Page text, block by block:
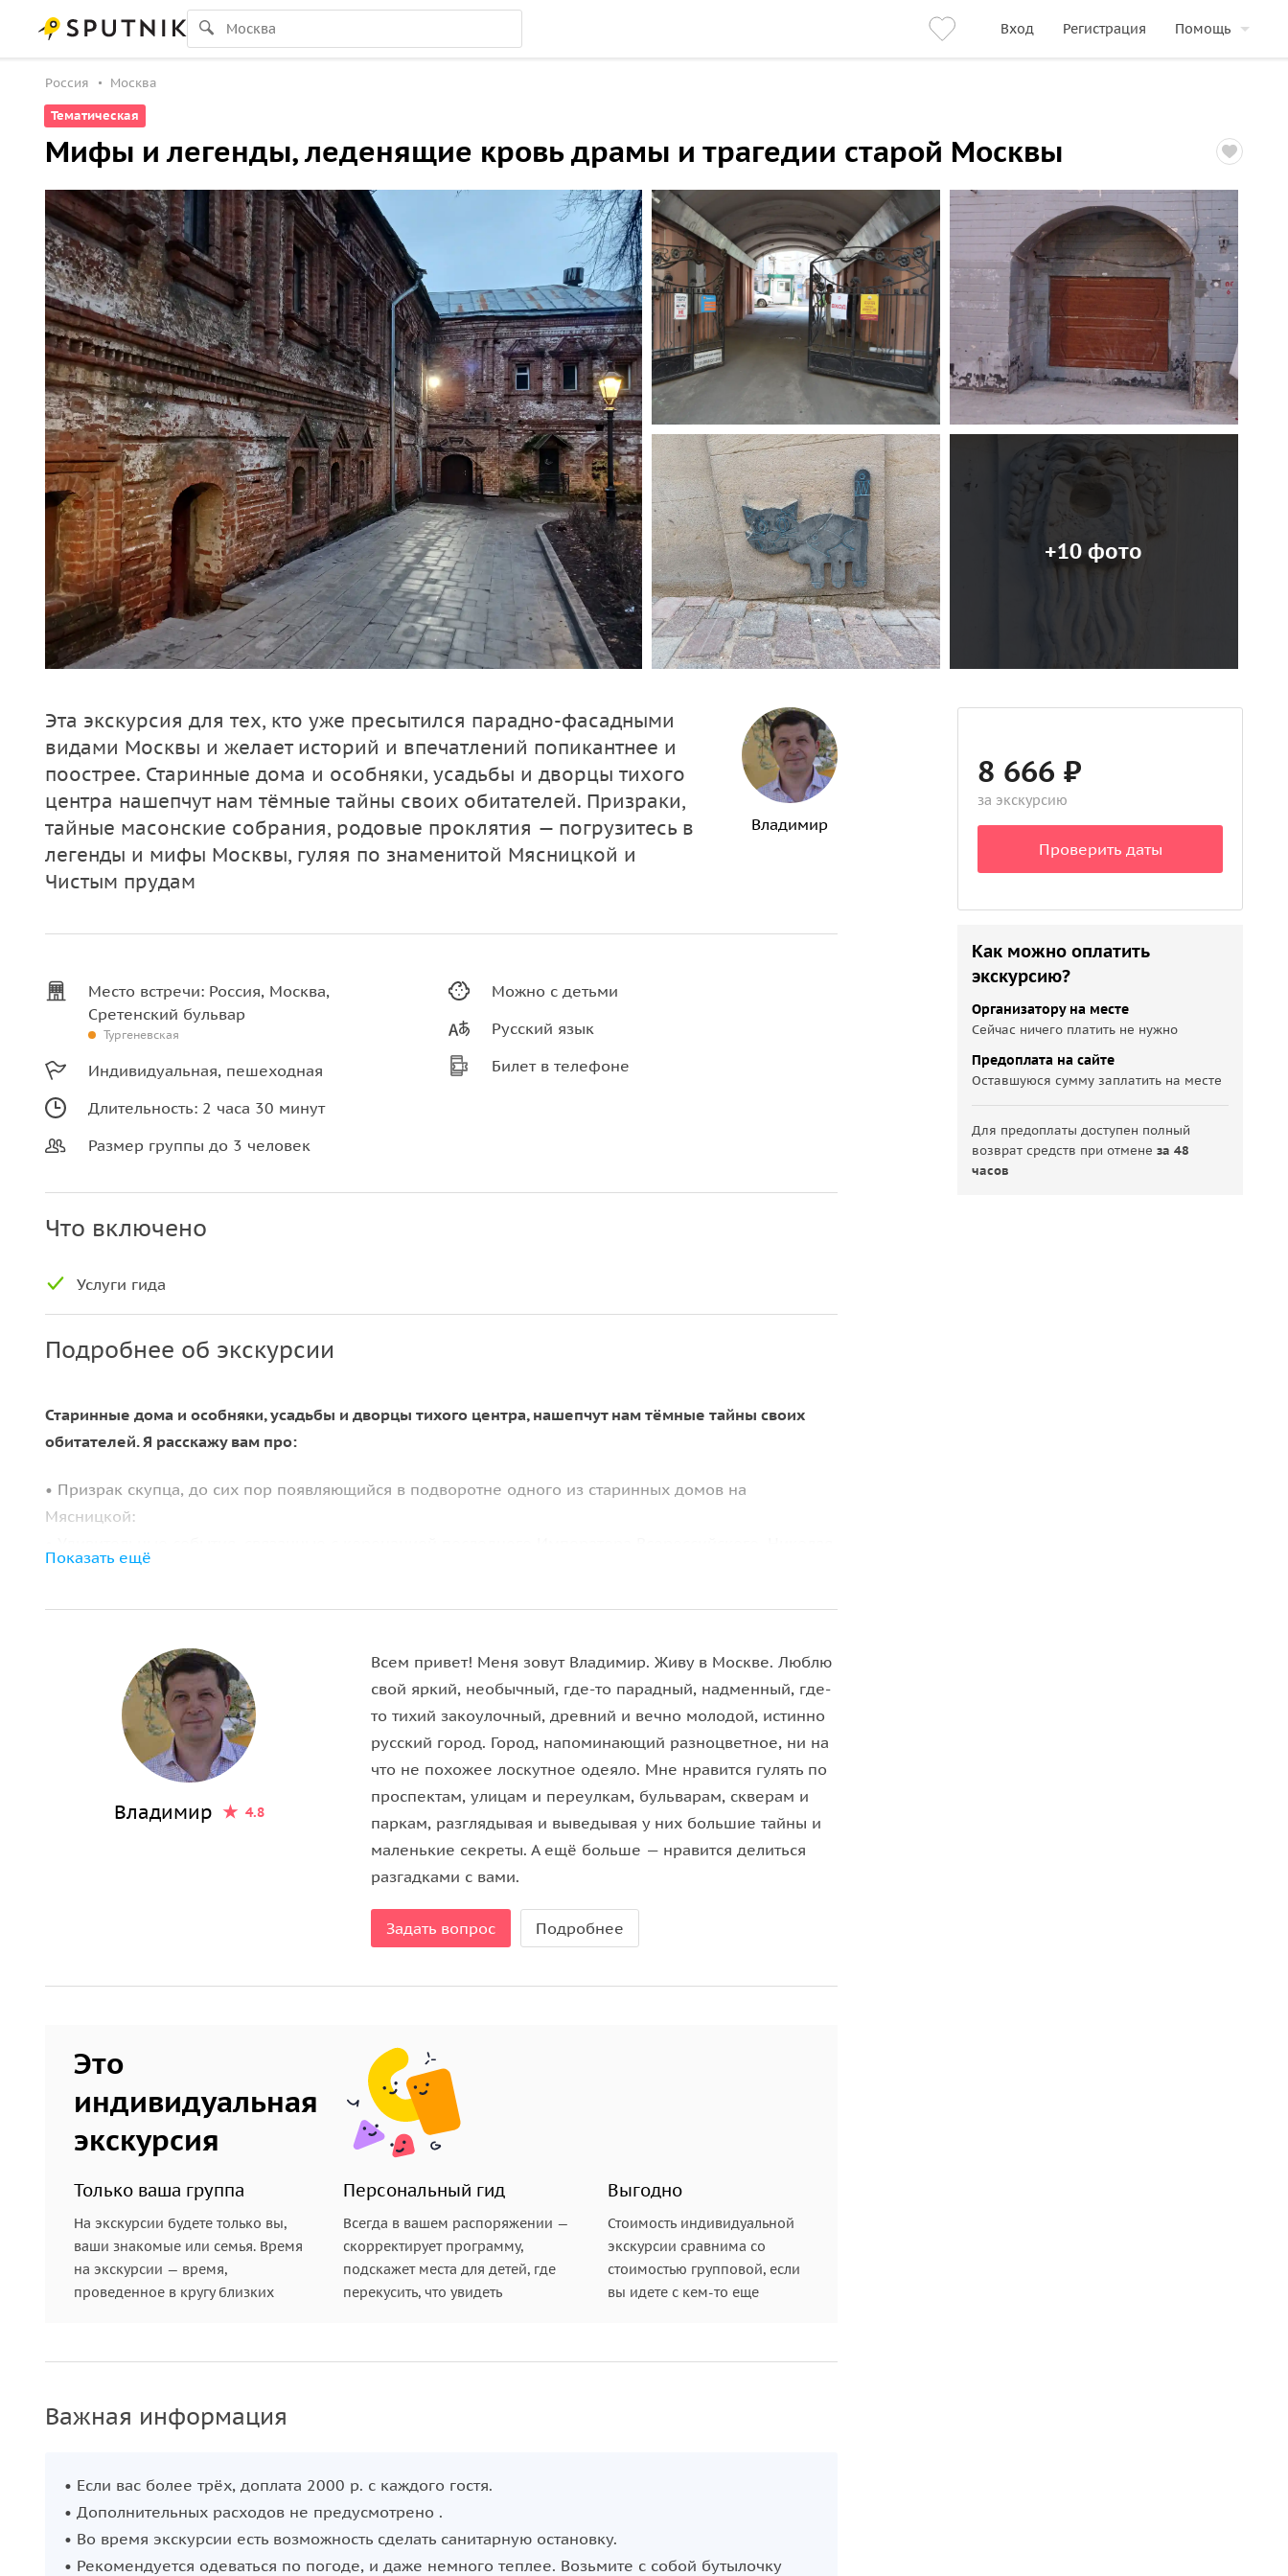
Вход Регистрация Помощь
Россия
Москва
Тематическая
Мифы и легенды, леденящие кровь драмы и трагедии старой Москвы
+10 фото
Эта экскурсия для тех, кто уже пресытился парадно-фасадными
видами Москвы и желает историй и впечатлений попикантнее и
поострее. Старинные дома и особняки, усадьбы и дворцы тихого
центра нашепчут нам тёмные тайны своих обитателей. Призраки,
тайные масонские собрания, родовые проклятия — погрузитесь в
легенды и мифы Москвы, гуляя по знаменитой Мясницкой и
Чистым прудам
Владимир
Место встречи: Россия, Москва,
Сретенский бульвар
Тургеневская
Индивидуальная, пешеходная
Длительность: 2 часа 30 минут
Размер группы до 3 человек
Можно с детьми
Русский язык
Билет в телефоне
Что включено
Услуги гида
Подробнее об экскурсии
Старинные дома и особняки, усадьбы и дворцы тихого центра, нашепчут нам тёмные тайны своих
обитателей. Я расскажу вам про:
• Призрак скупца, до сих пор появляющийся в подворотне одного из старинных домов на
Мясницкой:
II Кровавого;
государственного деятеля Александра Сергеевича Грибоедова;
• Тайны усадьбы миллионщика мецената Козьмы Терентьевича Солдатенкова;
• Историю тройного самоубийства;
• Знаменитые любовные союзы и любовные треугольники;
• Родовое проклятие и десятки скелетов, замурованных в древних склепах дворцовых подвалов.
Показать ещё
Владимир 4.8
Всем привет! Меня зовут Владимир. Живу в Москве. Люблю
свой яркий, необычный, где-то парадный, надменный, где-
то тихий закоулочный, древний и вечно молодой, истинно
русский город. Город, напоминающий разноцветное, ни на
что не похожее лоскутное одеяло. Мне нравится гулять по
проспектам, улицам и переулкам, бульварам, скверам и
паркам, разглядывая и выведывая у них большие тайны и
маленькие секреты. А ещё больше — нравится делиться
разгадками с вами.
Задать вопрос Подробнее
Это
индивидуальная
экскурсия
Только ваша группа
На экскурсии будете только вы,
ваши знакомые или семья. Время
на экскурсии — время,
проведенное в кругу близких
Персональный гид
Всегда в вашем распоряжении —
скорректирует программу,
подскажет места для детей, где
перекусить, что увидеть
Выгодно
Стоимость индивидуальной
экскурсии сравнима со
стоимостью групповой, если
вы идете с кем-то еще
Важная информация
• Если вас более трёх, доплата 2000 р. с каждого гостя.
• Дополнительных расходов не предусмотрено .
• Во время экскурсии есть возможность сделать санитарную остановку.
• Рекомендуется одеваться по погоде, и даже немного теплее. Возьмите с собой бутылочку
8 666 ₽
за экскурсию
Проверить даты
Как можно оплатить
экскурсию?
Организатору на месте
Сейчас ничего платить не нужно
Предоплата на сайте
Оставшуюся сумму заплатить на месте
Для предоплаты доступен полный
возврат средств при отменеза 48
часов